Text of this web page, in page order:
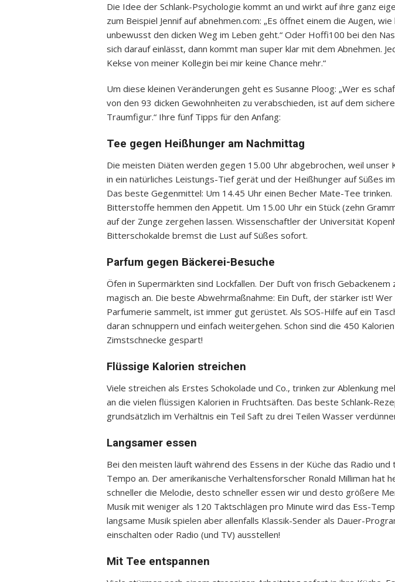
Die Idee der Schlank-Psychologie kommt an und wirkt auf ihre ganz
zum Beispiel Jennif auf abnehmen.com: „Es öffnet einem die Augen,
unbewusst den dicken Weg im Leben geht.“ Oder Hoffi100 bei den
sich darauf einlässt, dann kommt man super klar mit dem Abnehmen.
Kekse von meiner Kollegin bei mir keine Chance mehr.“
Um diese kleinen Veränderungen geht es Susanne Ploog: „Wer es
von den 93 dicken Gewohnheiten zu verabschieden, ist auf dem
Traumfigur.“ Ihre fünf Tipps für den Anfang:
Tee gegen Heißhunger am Nachmittag
Die meisten Diäten werden gegen 15.00 Uhr abgebrochen, weil unser
in ein natürliches Leistungs-Tief gerät und der Heißhunger auf Süßes
Das beste Gegenmittel: Um 14.45 Uhr einen Becher Mate-Tee trinken.
Bitterstoffe hemmen den Appetit. Um 15.00 Uhr ein Stück (zehn
auf der Zunge zergehen lassen. Wissenschaftler der Universität
Bitterschokalde bremst die Lust auf Süßes sofort.
Parfum gegen Bäckerei-Besuche
Öfen in Supermärkten sind Lockfallen. Der Duft von frisch Gebackenem
magisch an. Die beste Abwehrmaßnahme: Ein Duft, der stärker ist!
Parfumerie sammelt, ist immer gut gerüstet. Als SOS-Hilfe auf ein
daran schnuppern und einfach weitergehen. Schon sind die 450
Zimstschnecke gespart!
Flüssige Kalorien streichen
Viele streichen als Erstes Schokolade und Co., trinken zur Ablenkung
an die vielen flüssigen Kalorien in Fruchtsäften. Das beste Schlank-
grundsätzlich im Verhältnis ein Teil Saft zu drei Teilen Wasser
Langsamer essen
Bei den meisten läuft während des Essens in der Küche das Radio
Tempo an. Der amerikanische Verhaltensforscher Ronald Milliman hat
schneller die Melodie, desto schneller essen wir und desto größere
Musik mit weniger als 120 Taktschlägen pro Minute wird das Ess-
langsame Musik spielen aber allenfalls Klassik-Sender als Dauer-
einschalten oder Radio (und TV) ausstellen!
Mit Tee entspannen